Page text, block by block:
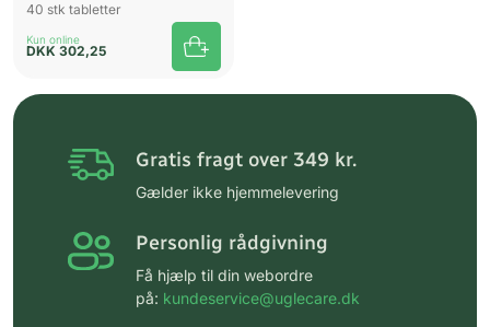
40 stk tabletter
Kun online
DKK 302,25
Gratis fragt over 349 kr.
Gælder ikke hjemmelevering
Personlig rådgivning
Få hjælp til din webordre
på: kundeservice@uglecare.dk